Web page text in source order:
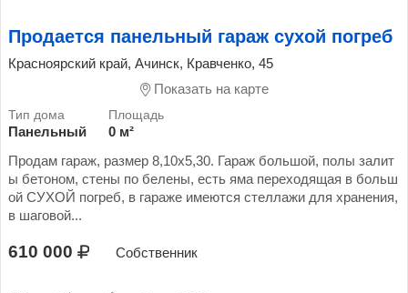
Продается панельный гараж сухой погреб
Красноярский край, Ачинск, Кравченко, 45
Показать на карте
Панельный
0 м²
Продам гараж, размер 8,10х5,30. Гараж большой, полы залит
ы бетоном, стены по белены, есть яма переходящая в больш
ой СУХОЙ погреб, в гараже имеются стеллажи для хранения,
в шаговой...
610 000 Собственник